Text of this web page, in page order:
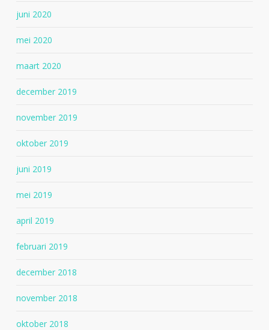
juni 2020
mei 2020
maart 2020
december 2019
november 2019
oktober 2019
juni 2019
mei 2019
april 2019
februari 2019
december 2018
november 2018
oktober 2018